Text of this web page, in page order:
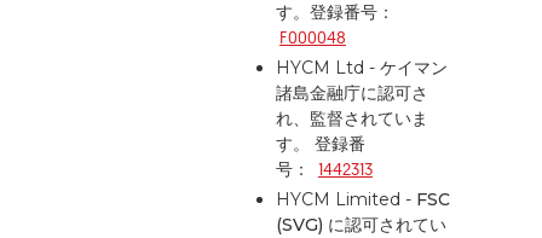
す。登録番号：
F000048
HYCM Ltd - ケイマン
諸島金融庁に認可さ
れ、監督されていま
す。
登録番
号：
1442313
HYCM Limited - FSC
(SVG) に認可されてい